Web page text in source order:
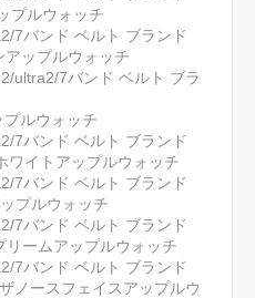
プルウォッチ
7バンド ベルト ブランド
アップルウォッチ
ultra2/7バンド ベルト ブラ
ルウォッチ
7バンド ベルト ブランド
ワイトアップルウォッチ
7バンド ベルト ブランド
プルウォッチ
7バンド ベルト ブランド
リームアップルウォッチ
7バンド ベルト ブランド
ノースフェイスアップルウ